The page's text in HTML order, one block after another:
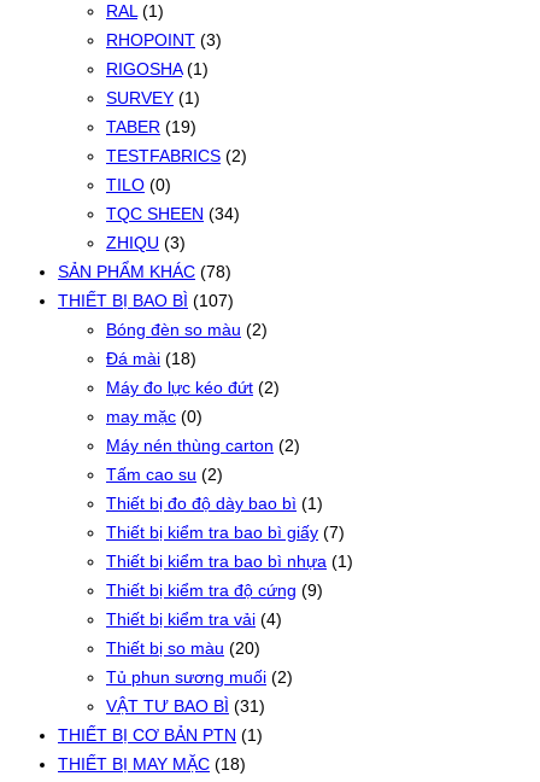
RAL (1)
RHOPOINT (3)
RIGOSHA (1)
SURVEY (1)
TABER (19)
TESTFABRICS (2)
TILO (0)
TQC SHEEN (34)
ZHIQU (3)
SẢN PHẨM KHÁC (78)
THIẾT BỊ BAO BÌ (107)
Bóng đèn so màu (2)
Đá mài (18)
Máy đo lực kéo đứt (2)
may mặc (0)
Máy nén thùng carton (2)
Tấm cao su (2)
Thiết bị đo độ dày bao bì (1)
Thiết bị kiểm tra bao bì giấy (7)
Thiết bị kiểm tra bao bì nhựa (1)
Thiết bị kiểm tra độ cứng (9)
Thiết bị kiểm tra vải (4)
Thiết bị so màu (20)
Tủ phun sương muối (2)
VẬT TƯ BAO BÌ (31)
THIẾT BỊ CƠ BẢN PTN (1)
THIẾT BỊ MAY MẶC (18)